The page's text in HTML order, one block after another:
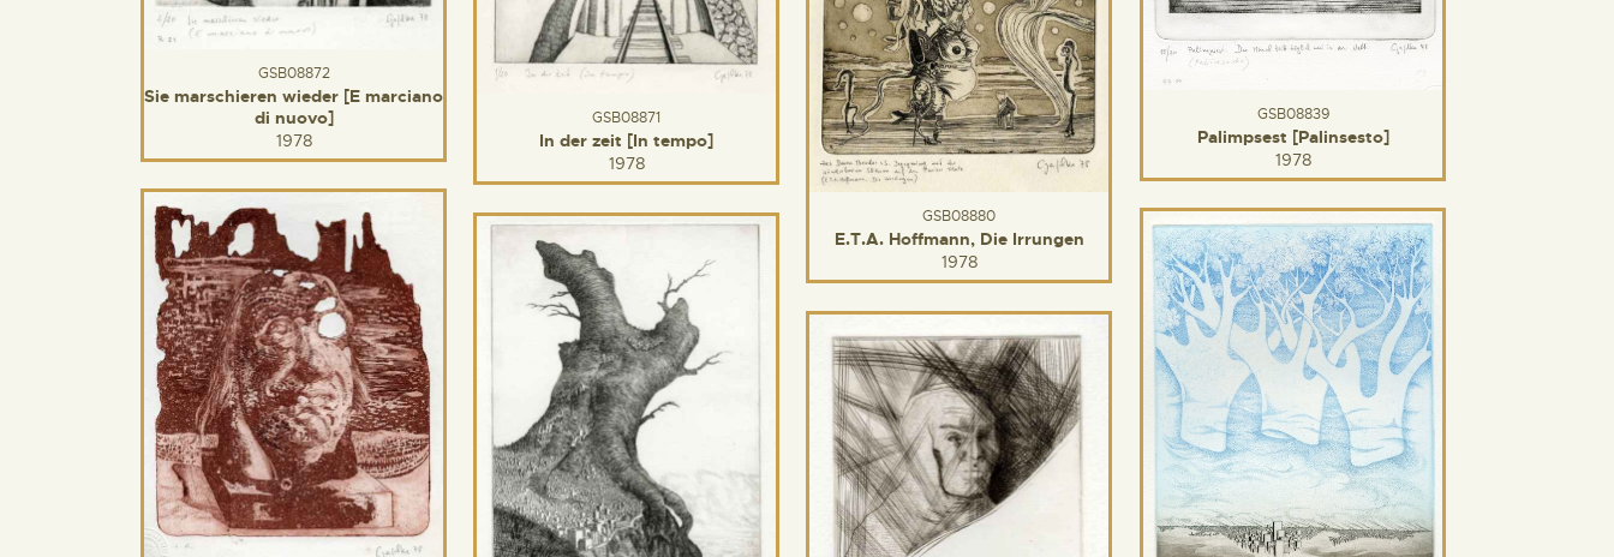
GSB08839
Palimpsest [Palinsesto]
1978
GSB08872
Sie marschieren wieder [E marciano
di nuovo]
1978
GSB08871
In der zeit [In tempo]
1978
GSB08880
E.T.A. Hoffmann, Die Irrungen
1978